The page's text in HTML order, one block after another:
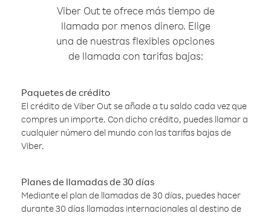
Viber Out te ofrece más tiempo de
llamada por menos dinero. Elige
una de nuestras flexibles opciones
de llamada con tarifas bajas:
Paquetes de crédito
El crédito de Viber Out se añade a tu saldo cada vez que
compres un importe. Con dicho crédito, puedes llamar a
cualquier número del mundo con las tarifas bajas de
Viber.
Planes de llamadas de 30 días
Mediante el plan de llamadas de 30 días, puedes hacer
durante 30 días llamadas internacionales al destino de